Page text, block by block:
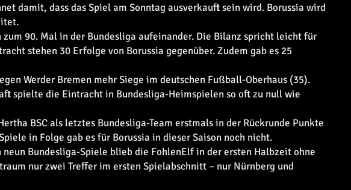
damit, dass das Spiel am Sonntag ausverkauft sein wird. Borussia wird
90. Mal in der Bundesliga aufeinander. Die Bilanz spricht leicht für
stehen 30 Erfolge von Borussia gegenüber. Zudem gab es 25
Werder Bremen mehr Siege im deutschen Fußball-Oberhaus (35).
spielte die Eintracht in Bundesliga-Heimspielen so oft zu null wie
BSC als letztes Bundesliga-Team erstmals in der Rückrunde Punkte
in Folge gab es für Borussia in dieser Saison noch nicht.
Bundesliga-Spiele blieb die FohlenElf in der ersten Halbzeit ohne
nur zwei Treffer im ersten Spielabschnitt – nur Nürnberg und